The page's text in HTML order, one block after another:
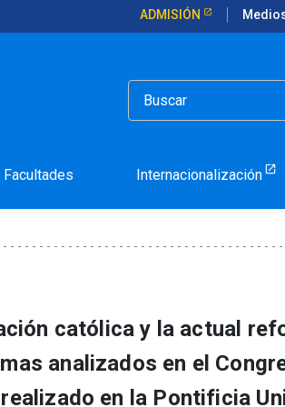
ADMISIÓN
Facultades Internacionalización
las
católica y la actual
analizados en el
en la Pontificia